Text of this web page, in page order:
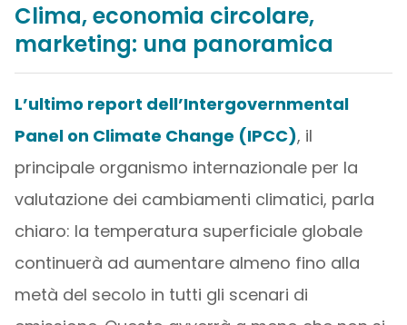
Clima, economia circolare,
marketing: una panoramica
L’ultimo report dell’Intergovernmental
Panel on Climate Change (IPCC), il
principale organismo internazionale per la
valutazione dei cambiamenti climatici, parla
chiaro: la temperatura superficiale globale
continuerà ad aumentare almeno fino alla
metà del secolo in tutti gli scenari di